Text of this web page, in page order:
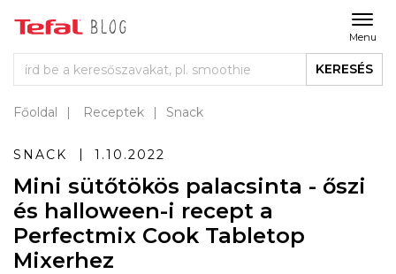
Menu
KERESÉS
Főoldal Receptek Snack
SNACK 1.10.2022
Mini sütőtökös palacsinta - őszi
és halloween-i recept a
Perfectmix Cook Tabletop
Mixerhez